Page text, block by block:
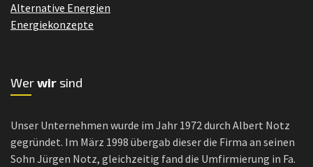
Alternative Energien
Energiekonzepte
Werwir sind
Unser Unternehmen wurde im Jahr 1972 durch Albert Notz
gegründet. Im März 1998 übergab dieser die Firma an seinen
Sohn Jürgen Notz, gleichzeitig fand die Umfirmierung in Fa.